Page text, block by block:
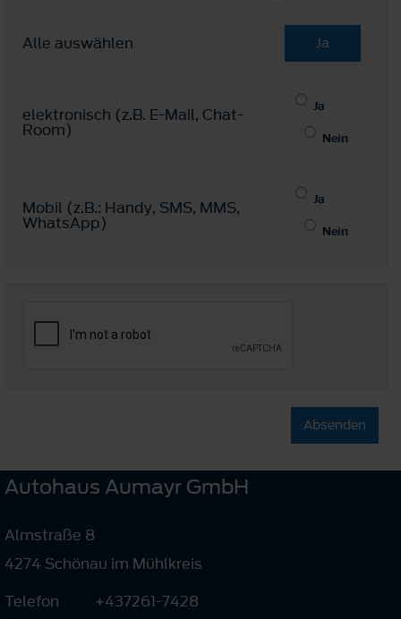
Alle auswählen Ja
elektronisch (z.B. E-Mail, Chat-
Room)
Ja
Nein
Mobil (z.B.: Handy, SMS, MMS,
WhatsApp)
Ja
Nein
Absenden
Autohaus Aumayr GmbH
Almstraße 8
4274 Schönau im Mühlkreis
Telefon
+437261-7428